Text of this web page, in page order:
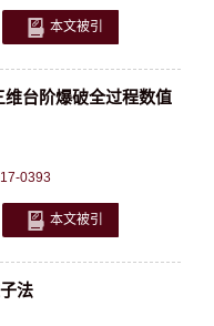
本文被引
台阶爆破全过程数值
0393
本文被引
法